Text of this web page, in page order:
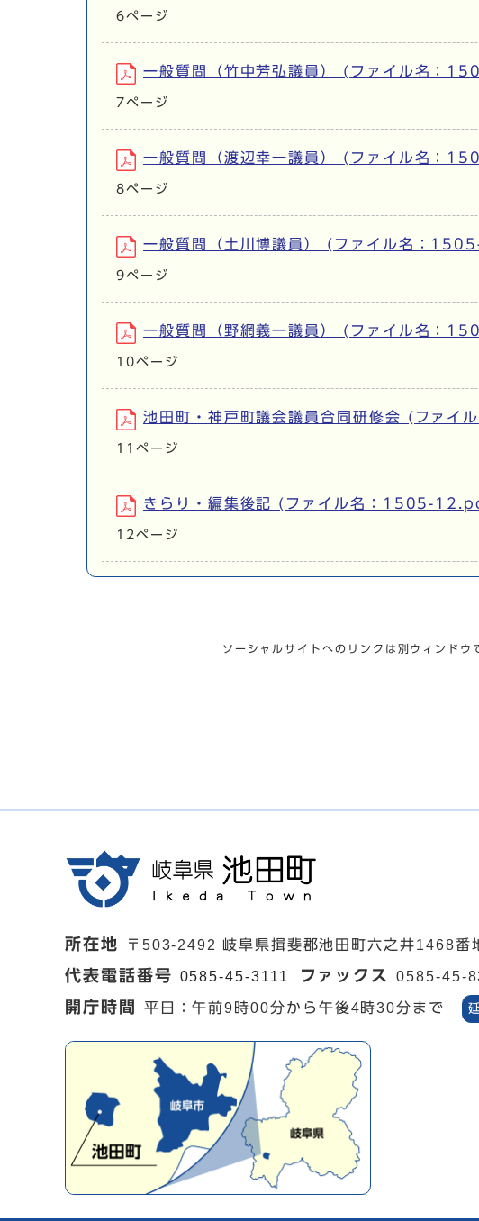
6ページ
一般質問（竹中芳弘議員） (ファイル名：
7ページ
一般質問（渡辺幸一議員） (ファイル名：
8ページ
一般質問（土川博議員） (ファイル名：
9ページ
一般質問（野網義一議員） (ファイル名：
10ページ
池田町・神戸町議会議員合同研修会 (ファ
11ページ
きらり・編集後記 (ファイル名：1505-
12ページ
ソーシャルサイトへのリンクは別ウィンドウ
所在地 〒503-2492 岐阜県揖斐郡池田町六之井1468番
代表電話番号 0585-45-3111 ファックス 0585-45-
開庁時間 平日：午前9時00分から午後4時30分まで